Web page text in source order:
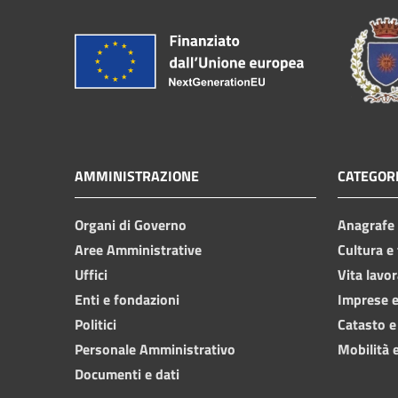
AMMINISTRAZIONE
Organi di Governo
Aree Amministrative
Uffici
Enti e fondazioni
Politici
Personale Amministrativo
Documenti e dati
Cultura
Vita
Imprese
Catasto
Mobilità